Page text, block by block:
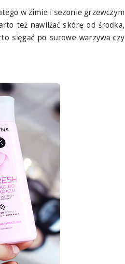
w zimie i sezonie grzewczym
też nawilżać skórę od środka,
sięgać po surowe warzywa czy